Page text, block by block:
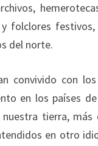
folclores
del norte.
convivido con
en los países
nuestra tierra,
en otro